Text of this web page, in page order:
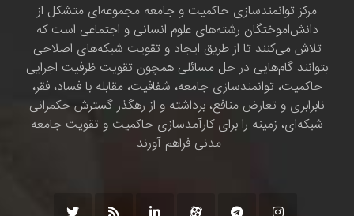
مرکز توانمندسازی حاکمیت و جامعه مجموعه‌ای متشکل از
دانش‌اموختگان رشته‌های علوم انسانی و اجتماعی است که
تلاش می‌کنند تا از طریق ایجاد و تقویت شبکه‌های اصلاحی
بتوانند گام‌هایی در حل مسائلی همچون تقویت ظرفیت اجرایی
حاکمیت، توانمندسازی جامعه، شفافیت، مقابله با فساد، فقر،
نابرابری و تعارض منافع، برداشته و از رهگذر گسترش حکمرانی
شبکه‌ای، زمینه را برای کارآمدسازی حاکمیت و تقویت جامعه
مدنی فراهم آورند.